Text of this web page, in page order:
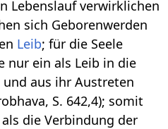
Lebenslauf verwirklichen
sich Geborenwerden
Leib; für die Seele
nur ein als Leib in die
aus ihr Austreten
S. 642,4); somit
die Verbindung der